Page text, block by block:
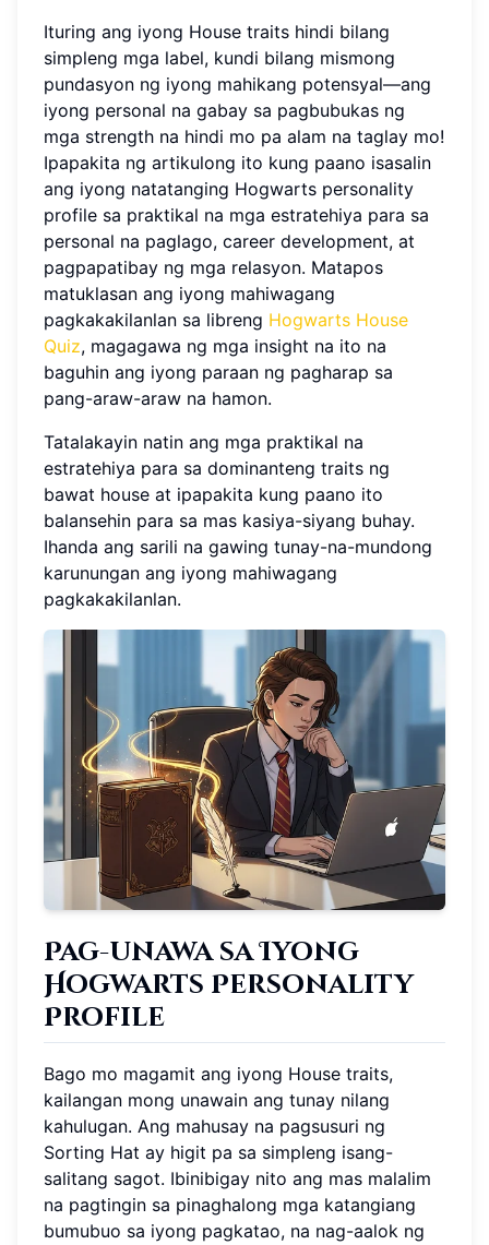
Ituring ang iyong House traits hindi bilang
simpleng mga label, kundi bilang mismong
pundasyon ng iyong mahikang potensyal—ang
iyong personal na gabay sa pagbubukas ng
mga strength na hindi mo pa alam na taglay mo!
Ipapakita ng artikulong ito kung paano isasalin
ang iyong natatanging Hogwarts personality
profile sa praktikal na mga estratehiya para sa
personal na paglago, career development, at
pagpapatibay ng mga relasyon. Matapos
matuklasan ang iyong mahiwagang
pagkakakilanlan sa libreng Hogwarts House
Quiz, magagawa ng mga insight na ito na
baguhin ang iyong paraan ng pagharap sa
pang-araw-araw na hamon.
Tatalakayin natin ang mga praktikal na
estratehiya para sa dominanteng traits ng
bawat house at ipapakita kung paano ito
balansehin para sa mas kasiya-siyang buhay.
Ihanda ang sarili na gawing tunay-na-mundong
karunungan ang iyong mahiwagang
pagkakakilanlan.
Pag-unawa sa Iyong
Hogwarts Personality
Profile
Bago mo magamit ang iyong House traits,
kailangan mong unawain ang tunay nilang
kahulugan. Ang mahusay na pagsusuri ng
Sorting Hat ay higit pa sa simpleng isang-
salitang sagot. Ibinibigay nito ang mas malalim
na pagtingin sa pinaghalong mga katangiang
bumubuo sa iyong pagkatao, na nag-aalok ng